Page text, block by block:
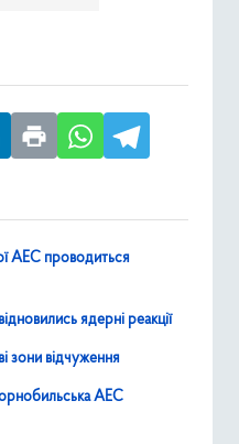
АЕС проводиться
ядерні реакції
зони відчуження
АЕС